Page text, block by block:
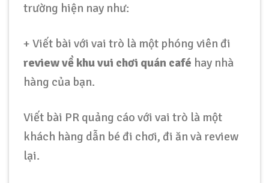
trường hiện nay như:
+ Viết bài với vai trò là một phóng viên đi
review về khu vui chơi quán café hay nhà
hàng của bạn.
Viết bài PR quảng cáo với vai trò là một
khách hàng dẫn bé đi chơi, đi ăn và review
lại.